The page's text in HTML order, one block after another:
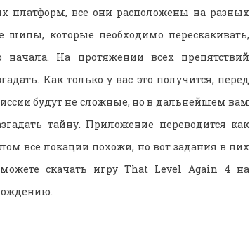
платформ, все они расположены на разных
шипы, которые необходимо перескакивать,
На протяжении всех препятствий
Как только у вас это получится, перед
будут не сложные, но в дальнейшем вам
тайну. Приложение переводится как
все локации похожи, но вот задания в них
скачать игру That Level Again 4 на